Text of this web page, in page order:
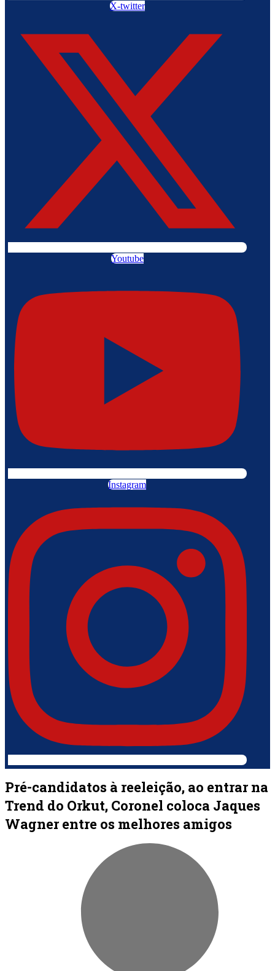
X-twitter
Youtube
Instagram
Pré-candidatos à reeleição, ao entrar na
Trend do Orkut, Coronel coloca Jaques
Wagner entre os melhores amigos